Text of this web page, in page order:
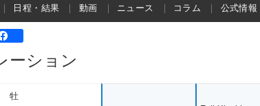
日程・結果 動画 ニュース コラム 公式情報
ーション
牡